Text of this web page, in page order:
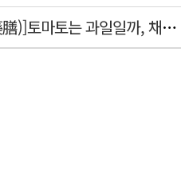
[이야기로 만나는 약선(藥膳)]토마토는 과일일까, 채소일까